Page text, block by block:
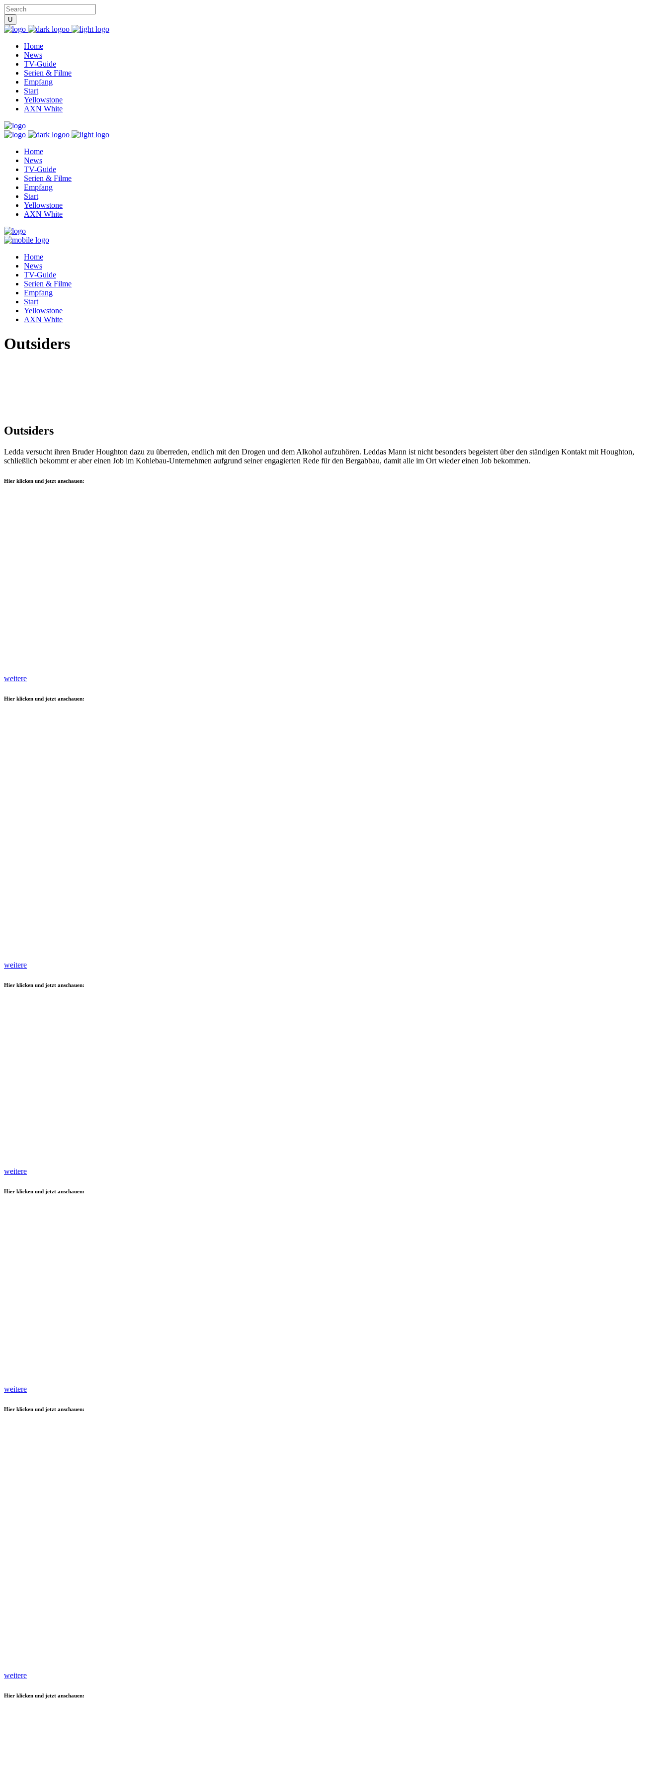
Home
News
TV-Guide
Serien & Filme
Empfang
Start
Yellowstone
AXN White
Home
News
TV-Guide
Serien & Filme
Empfang
Start
Yellowstone
AXN White
Home
News
TV-Guide
Serien & Filme
Empfang
Start
Yellowstone
AXN White
Outsiders
Outsiders
Ledda versucht ihren Bruder Houghton dazu zu überreden, endlich mit den Drogen und dem Alkohol aufzuhören. Leddas Mann ist nicht besonders begeistert über den ständigen Kontakt mit Houghton,
schließlich bekommt er aber einen Job im Kohlebau-Unternehmen aufgrund seiner engagierten Rede für den Bergabbau, damit alle im Ort wieder einen Job bekommen.
Hier klicken und jetzt anschauen:
weitere
Hier klicken und jetzt anschauen:
weitere
Hier klicken und jetzt anschauen:
weitere
Hier klicken und jetzt anschauen:
weitere
Hier klicken und jetzt anschauen:
weitere
Hier klicken und jetzt anschauen: